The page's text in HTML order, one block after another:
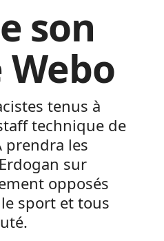
son
tenus à
technique de
prendra les
sur
opposés
sport et tous